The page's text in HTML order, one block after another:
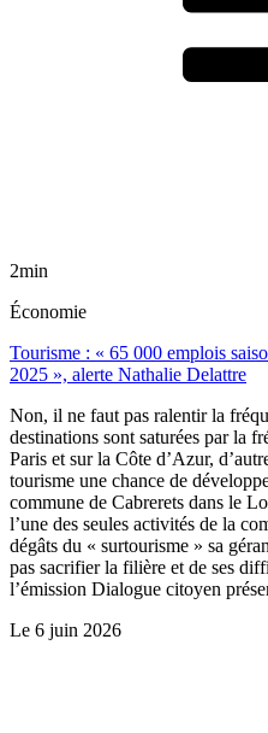
2min
Économie
Tourisme : « 65 000 emplois
2025 », alerte Nathalie Delattre
Non, il ne faut pas ralentir la
destinations sont saturées par la
Paris et sur la Côte d’Azur,
tourisme une chance de
commune de Cabrerets dans le
l’une des seules activités de la
dégâts du « surtourisme » sa
pas sacrifier la filière et de ses
l’émission Dialogue citoyen
Le 6 juin 2026